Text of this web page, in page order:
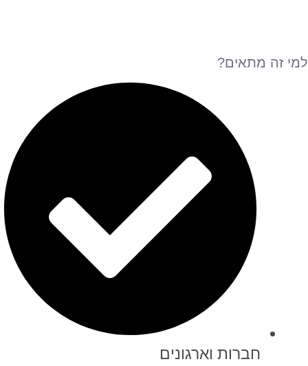
למי זה מתאים?
חברות וארגונים